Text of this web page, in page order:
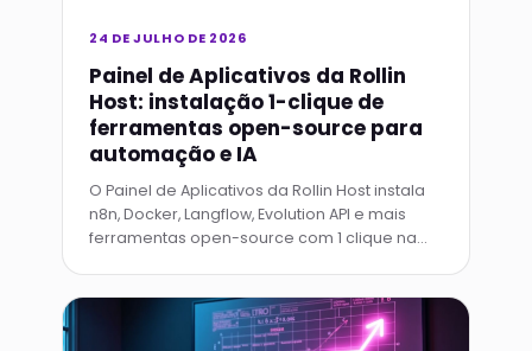
24 DE JULHO DE 2026
Painel de Aplicativos da Rollin
Host: instalação 1-clique de
ferramentas open-source para
automação e IA
O Painel de Aplicativos da Rollin Host instala
n8n, Docker, Langflow, Evolution API e mais
ferramentas open-source com 1 clique na